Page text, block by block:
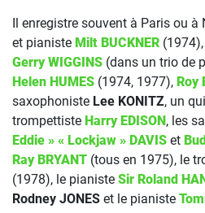
Il enregistre souvent à Paris ou à
et pianiste Milt BUCKNER
Gerry WIGGINS (dans un trio de
Helen HUMES (1974, 1977), Roy
saxophoniste Lee KONITZ, un
trompettiste Harry EDISON, les
Eddie » « Lockjaw » DAVIS et
Ray BRYANT (tous en 1975), le
(1978), le pianiste Sir Roland
Rodney JONES et le pianiste